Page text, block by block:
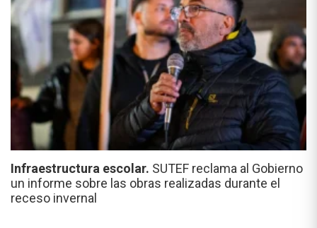
Infraestructura escolar. SUTEF reclama al Gobierno
un informe sobre las obras realizadas durante el
receso invernal